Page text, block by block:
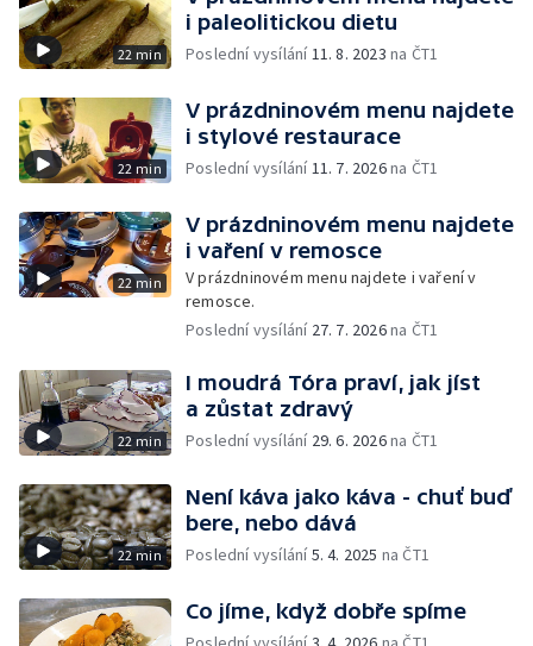
22 min
i paleolitickou dietu
Poslední vysílání11. 8. 2023 na ČT1
22 min
V prázdninovém menu najdete
i stylové restaurace
Poslední vysílání11. 7. 2026na ČT1
22 min
V prázdninovém menu najdete
i vaření v remosce
V prázdninovém menu najdete i vaření v
remosce.
Poslední vysílání 27. 7. 2026na ČT1
22 min
I moudrá Tóra praví, jak jíst
a zůstat zdravý
Poslední vysílání 29. 6. 2026na ČT1
22 min
Není káva jako káva - chuť buď
bere, nebo dává
Poslední vysílání5. 4. 2025 na ČT1
Co jíme, když dobře spíme